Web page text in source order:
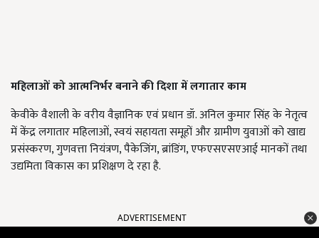
महिलाओं को आत्मनिर्भर बनाने की दिशा में लगातार काम
केवीके वैशाली के वरीय वैज्ञानिक एवं प्रधान डॉ. अनिल कुमार सिंह के नेतृत्व
में केंद्र लगातार महिलाओं, स्वयं सहायता समूहों और ग्रामीण युवाओं को खाद्य
प्रसंस्करण, गुणवत्ता नियंत्रण, पैकेजिंग, ब्रांडिंग, एफएसएसएआई मानकों तथा
उद्यमिता विकास का प्रशिक्षण दे रहा है.
ADVERTISEMENT